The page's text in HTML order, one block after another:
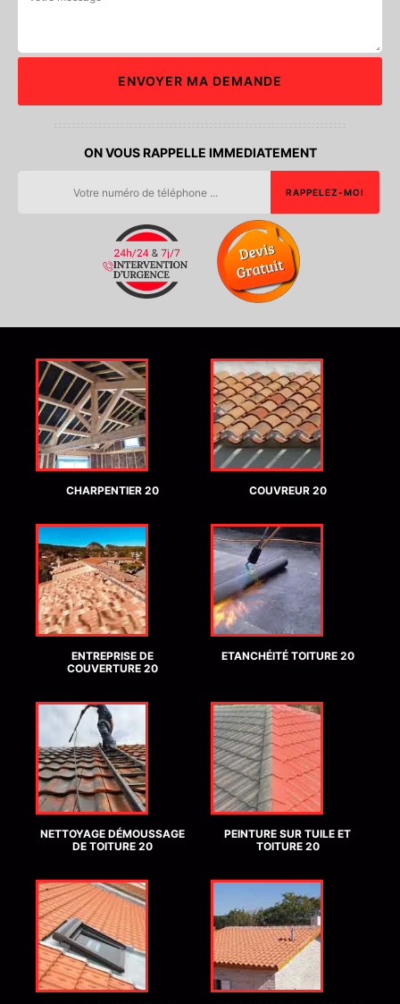
ON VOUS RAPPELLE IMMEDIATEMENT
CHARPENTIER 20 COUVREUR 20
ENTREPRISE DE
COUVERTURE 20
ETANCHÉITÉ TOITURE 20
NETTOYAGE DÉMOUSSAGE
DE TOITURE 20
PEINTURE SUR TUILE ET
TOITURE 20